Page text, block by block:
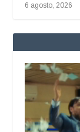
6 agosto, 2026